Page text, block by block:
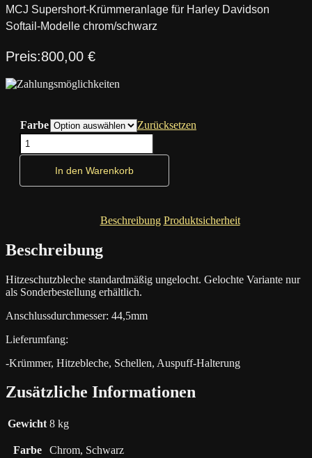
MCJ Supershort-Krümmeranlage für Harley Davidson
Softail-Modelle chrom/schwarz
800,00 €
Farbe
Zurücksetzen
MCJ
Supershort-
Harley
Menge
In den Warenkorb
Beschreibung Produktsicherheit
Beschreibung
Hitzeschutzbleche standardmäßig ungelocht. Gelochte Variante nur
als Sonderbestellung erhältlich.
Anschlussdurchmesser: 44,5mm
Lieferumfang:
-Krümmer, Hitzebleche, Schellen, Auspuff-Halterung
Zusätzliche Informationen
Gewicht 8 kg
Farbe Chrom, Schwarz